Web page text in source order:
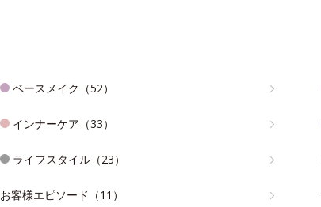
ベースメイク（52）
インナーケア（33）
ライフスタイル（23）
お客様エピソード（11）